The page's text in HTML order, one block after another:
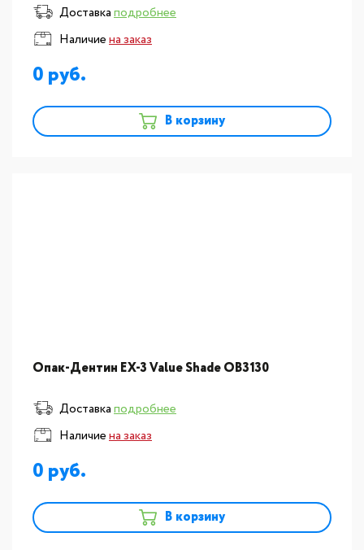
Доставкаподробнее
Наличиена заказ
0
В корзину
Опак-Дентин EX-3 Value Shade OB3130
Доставкаподробнее
Наличиена заказ
0
В корзину